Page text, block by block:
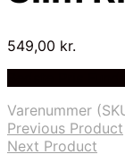
549,00 kr.
Varenummer
Previous Product
Next Product